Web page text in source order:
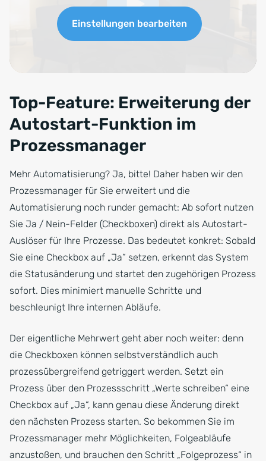
Einstellungen bearbeiten
Top-Feature: Erweiterung der
Autostart-Funktion im
Prozessmanager
Mehr Automatisierung? Ja, bitte! Daher haben wir den
Prozessmanager für Sie erweitert und die
Automatisierung noch runder gemacht: Ab sofort nutzen
Sie Ja / Nein-Felder (Checkboxen) direkt als Autostart-
Auslöser für Ihre Prozesse. Das bedeutet konkret: Sobald
Sie eine Checkbox auf „Ja“ setzen, erkennt das System
die Statusänderung und startet den zugehörigen Prozess
sofort. Dies minimiert manuelle Schritte und
beschleunigt Ihre internen Abläufe.
Der eigentliche Mehrwert geht aber noch weiter: denn
die Checkboxen können selbstverständlich auch
prozessübergreifend getriggert werden. Setzt ein
Prozess über den Prozessschritt „Werte schreiben“ eine
Checkbox auf „Ja“, kann genau diese Änderung direkt
den nächsten Prozess starten. So bekommen Sie im
Prozessmanager mehr Möglichkeiten, Folgeabläufe
anzustoßen, und brauchen den Schritt „Folgeprozess“ in